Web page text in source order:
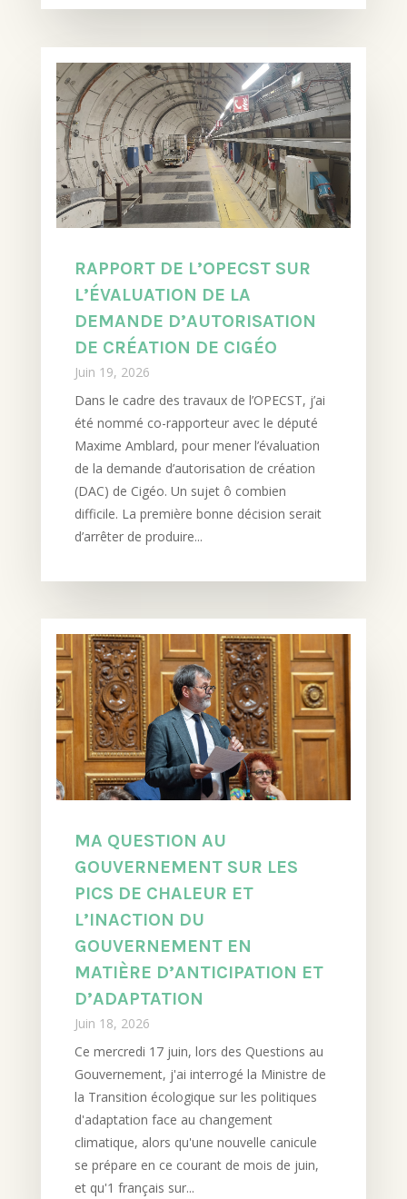
RAPPORT DE L’OPECST SUR
L’ÉVALUATION DE LA
DEMANDE D’AUTORISATION
DE CRÉATION DE CIGÉO
Juin 19, 2026
Dans le cadre des travaux de l’OPECST, j’ai
été nommé co-rapporteur avec le député
Maxime Amblard, pour mener l’évaluation
de la demande d’autorisation de création
(DAC) de Cigéo. Un sujet ô combien
difficile. La première bonne décision serait
d’arrêter de produire...
MA QUESTION AU
GOUVERNEMENT SUR LES
PICS DE CHALEUR ET
L’INACTION DU
GOUVERNEMENT EN
MATIÈRE D’ANTICIPATION ET
D’ADAPTATION
Juin 18, 2026
Ce mercredi 17 juin, lors des Questions au
Gouvernement, j'ai interrogé la Ministre de
la Transition écologique sur les politiques
d'adaptation face au changement
climatique, alors qu'une nouvelle canicule
se prépare en ce courant de mois de juin,
et qu'1 français sur...